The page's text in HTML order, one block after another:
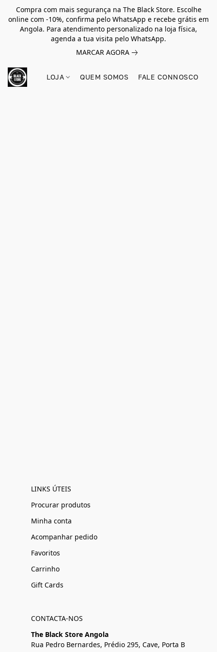
Compra com mais segurança na The Black Store. Escolhe
online com -10%, confirma pelo WhatsApp e recebe grátis em
Angola. Para atendimento personalizado na loja física,
agenda a tua visita pelo WhatsApp.
MARCAR AGORA
LOJA QUEM SOMOS FALE CONNOSCO
LINKS ÚTEIS
Procurar produtos
Minha conta
Acompanhar pedido
Favoritos
Carrinho
Gift Cards
CONTACTA-NOS
The Black Store Angola
Rua Pedro Bernardes, Prédio 295, Cave, Porta B